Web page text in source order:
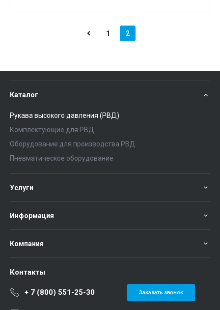
1 2
Каталог
Рукава высокого давления (РВД)
Комплектующие для РВД
Оборудование для производства РВД
Пневматическое оборудование
Услуги
Информация
Компания
Контакты
+ 7 (800) 551-25-30 Заказать звонок